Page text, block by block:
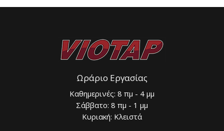
Ωράριο Εργασίας
Καθημερινές: 8 πμ - 4 μμ
Σάββατο: 8 πμ - 1 μμ
Κυριακή: Κλειστά